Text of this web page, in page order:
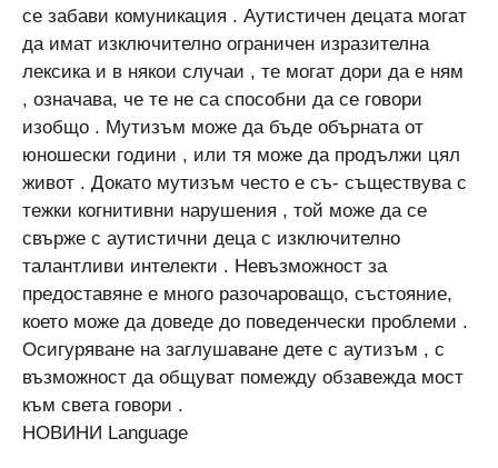
се забави комуникация . Аутистичен децата могат
да имат изключително ограничен изразителна
лексика и в някои случаи , те могат дори да е ням
, означава, че те не са способни да се говори
изобщо . Мутизъм може да бъде обърната от
юношески години , или тя може да продължи цял
живот . Докато мутизъм често е съ- съществува с
тежки когнитивни нарушения , той може да се
свърже с аутистични деца с изключително
талантливи интелекти . Невъзможност за
предоставяне е много разочароващо, състояние,
което може да доведе до поведенчески проблеми .
Осигуряване на заглушаване дете с аутизъм , с
възможност да общуват помежду обзавежда мост
към света говори .
НОВИНИ Language